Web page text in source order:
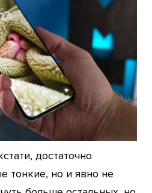
достаточно
тонкие, но и явно не